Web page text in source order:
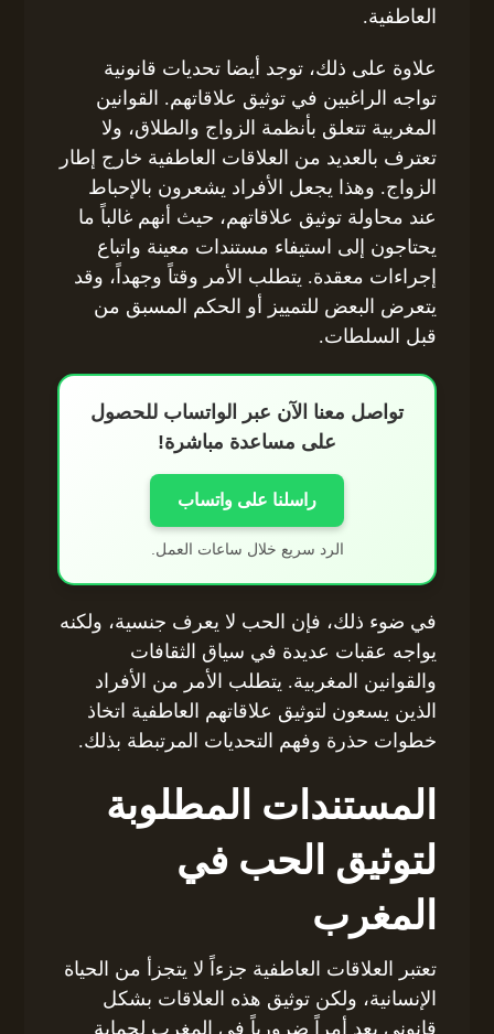
العاطفية.
علاوة على ذلك، توجد أيضا تحديات قانونية
تواجه الراغبين في توثيق علاقاتهم. القوانين
المغربية تتعلق بأنظمة الزواج والطلاق، ولا
تعترف بالعديد من العلاقات العاطفية خارج إطار
الزواج. وهذا يجعل الأفراد يشعرون بالإحباط
عند محاولة توثيق علاقاتهم، حيث أنهم غالباً ما
يحتاجون إلى استيفاء مستندات معينة واتباع
إجراءات معقدة. يتطلب الأمر وقتاً وجهداً، وقد
يتعرض البعض للتمييز أو الحكم المسبق من
قبل السلطات.
تواصل معنا الآن عبر الواتساب للحصول
على مساعدة مباشرة!
راسلنا على واتساب
الرد سريع خلال ساعات العمل.
في ضوء ذلك، فإن الحب لا يعرف جنسية، ولكنه
يواجه عقبات عديدة في سياق الثقافات
والقوانين المغربية. يتطلب الأمر من الأفراد
الذين يسعون لتوثيق علاقاتهم العاطفية اتخاذ
خطوات حذرة وفهم التحديات المرتبطة بذلك.
المستندات المطلوبة
لتوثيق الحب في
المغرب
تعتبر العلاقات العاطفية جزءاً لا يتجزأ من الحياة
الإنسانية، ولكن توثيق هذه العلاقات بشكل
قانوني يعد أمراً ضرورياً في المغرب لحماية